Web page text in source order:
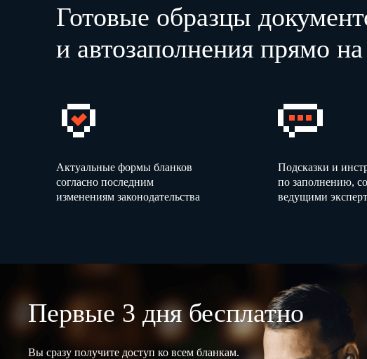
Готовые образцы
и автозаполнения прямо на
Актуальные формы бланков
согласно последним
изменениям законодательства
Подсказки и
по заполнению,
ведущими
Первые 3 дня бесплатно
Вы сразу получите доступ ко всем бланкам.